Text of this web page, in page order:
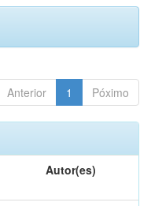
Anterior 1 Póximo
Autor(es)